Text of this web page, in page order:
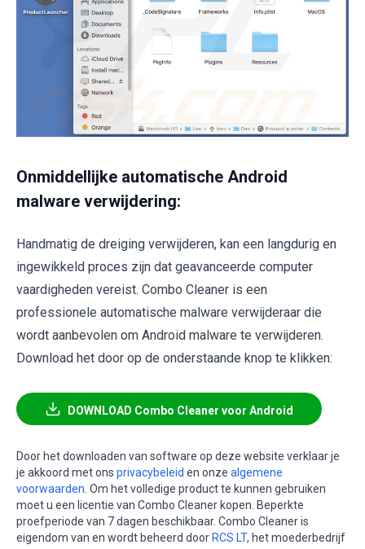
Onmiddellijke automatische Android
malware verwijdering:
Handmatig de dreiging verwijderen, kan een langdurig en
ingewikkeld proces zijn dat geavanceerde computer
vaardigheden vereist. Combo Cleaner is een
professionele automatische malware verwijderaar die
wordt aanbevolen om Android malware te verwijderen.
Download het door op de onderstaande knop te klikken:
DOWNLOAD Combo Cleaner voor Android
Door het downloaden van software op deze website verklaar je
je akkoord met ons privacybeleid en onze algemene
voorwaarden . Om het volledige product te kunnen gebruiken
moet u een licentie van Combo Cleaner kopen. Beperkte
proefperiode van 7 dagen beschikbaar. Combo Cleaner is
eigendom van en wordt beheerd door RCS LT, het moederbedrijf